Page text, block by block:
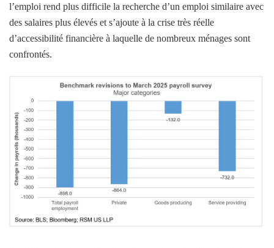
l’emploi rend plus difficile la recherche d’un emploi similaire avec
des salaires plus élevés et s’ajoute à la crise très réelle
d’accessibilité financière à laquelle de nombreux ménages sont
confrontés.